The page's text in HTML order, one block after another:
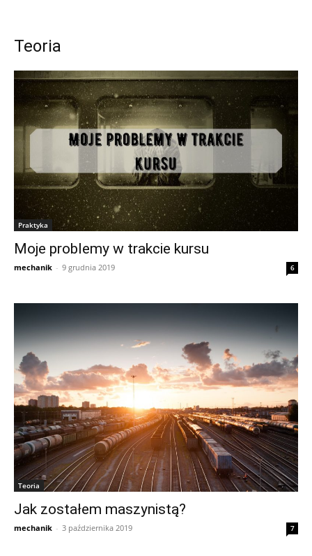
Teoria
Praktyka
Moje problemy w trakcie kursu
mechanik - 9 grudnia 2019 6
Teoria
Jak zostałem maszynistą?
mechanik - 3 października 2019 7